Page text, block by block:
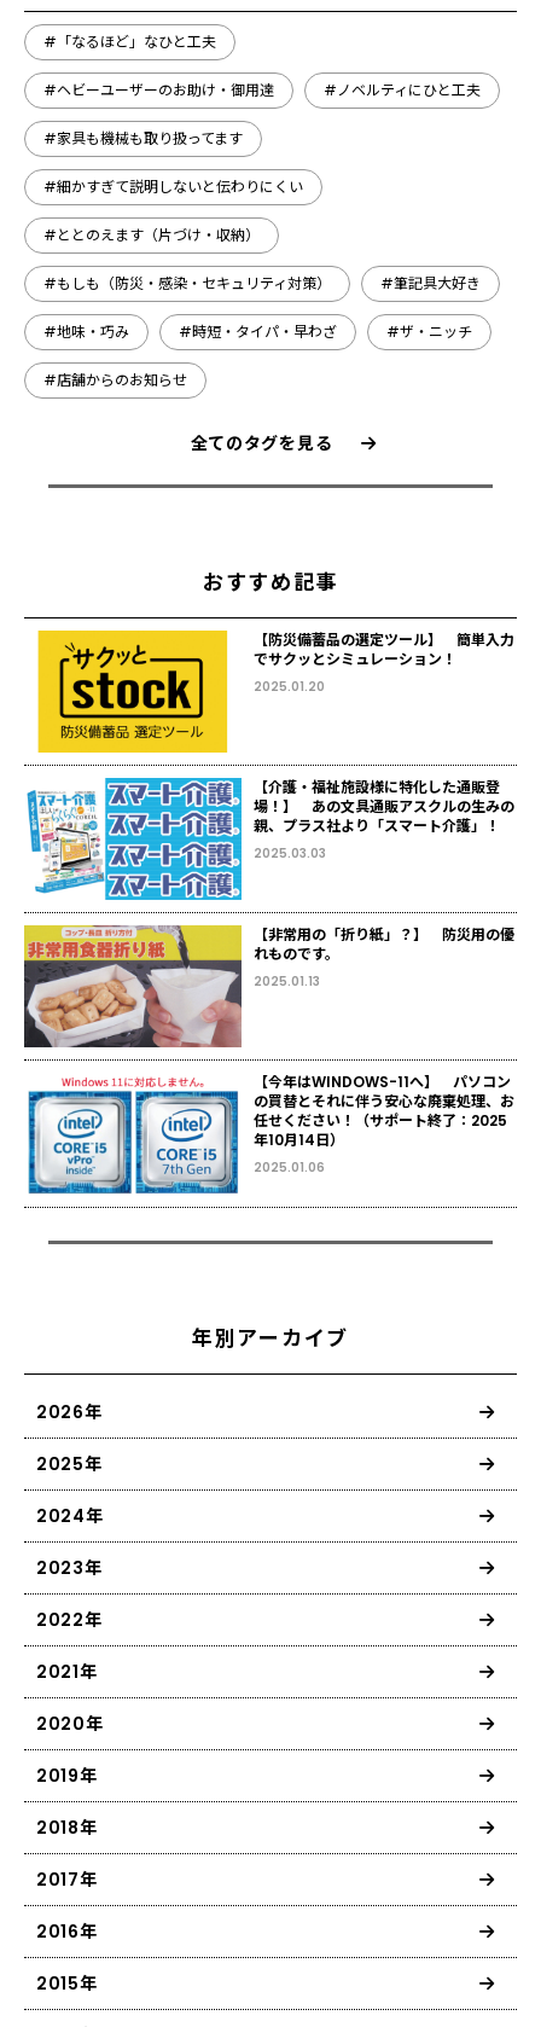
#「なるほど」なひと工夫
#ヘビーユーザーのお助け・御用達 #ノベルティにひと工夫
#家具も機械も取り扱ってます
#細かすぎて説明しないと伝わりにくい
#ととのえます（片づけ・収納）
#もしも（防災・感染・セキュリティ対策） #筆記具大好き
#地味・巧み #時短・タイパ・早わざ #ザ・ニッチ
#店舗からのお知らせ
全てのタグを見る
おすすめ記事
【防災備蓄品の選定ツール】 簡単入力
でサクッとシミュレーション！
2025.01.20
【介護・福祉施設様に特化した通販登
場！】 あの文具通販アスクルの生みの
親、プラス社より「スマート介護」！
2025.03.03
【非常用の「折り紙」？】 防災用の優
れものです。
2025.01.13
【今年はWINDOWS-11へ】 パソコン
の買替とそれに伴う安心な廃棄処理、お
任せください！（サポート終了：2025
年10月14日）
2025.01.06
年別アーカイブ
2026年
2025年
2024年
2023年
2022年
2021年
2020年
2019年
2018年
2017年
2016年
2015年